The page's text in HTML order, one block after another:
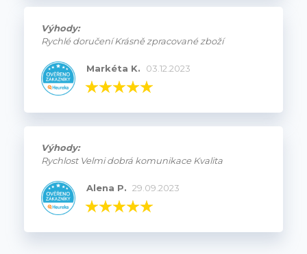
Výhody:
Rychlé doručení Krásně zpracované zboží
Markéta K. 03.12.2023
Výhody:
Rychlost Velmi dobrá komunikace Kvalita
Alena P. 29.09.2023